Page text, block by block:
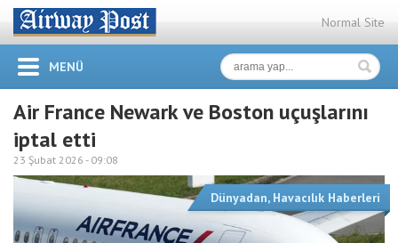
Normal Site
MENÜ
Air France Newark ve Boston uçuşlarını
iptal etti
23 Şubat 2026 - 09:08
Dünyadan, Havacılık Haberleri